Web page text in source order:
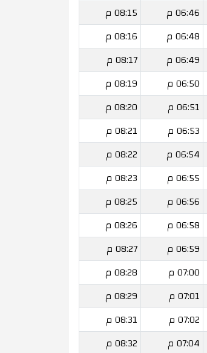
06:46 م
08:15 م
06:48 م
08:16 م
06:49 م
08:17 م
06:50 م
08:19 م
06:51 م
08:20 م
06:53 م
08:21 م
06:54 م
08:22 م
06:55 م
08:23 م
06:56 م
08:25 م
06:58 م
08:26 م
06:59 م
08:27 م
07:00 م
08:28 م
07:01 م
08:29 م
07:02 م
08:31 م
07:04 م
08:32 م